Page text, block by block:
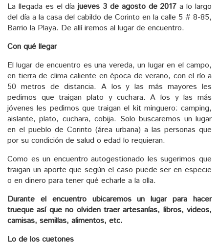
La llegada es el díajueves 3 de agosto de 2017 a lo largo
del día a la casa del cabildo de Corinto en la calle 5 # 8-85,
Barrio la Playa. De allí iremos al lugar de encuentro.
Con qué llegar
El lugar de encuentro es una vereda, un lugar en el campo,
en tierra de clima caliente en época de verano, con el río a
50 metros de distancia. A los y las más mayores les
pedimos que traigan plato y cuchara. A los y las más
jóvenes les pedimos que traigan el kit minguero: camping,
aislante, plato, cuchara, cobija. Solo buscaremos un lugar
en el pueblo de Corinto (área urbana) a las personas que
por su condición de salud o edad lo requieran.
Como es un encuentro autogestionado les sugerimos que
traigan un aporte que según el caso puede ser en especie
o en dinero para tener qué echarle a la olla.
Durante el encuentro ubicaremos un lugar para hacer
trueque así que no olviden traer artesanías, libros, videos,
camisas, semillas, alimentos, etc.
Lo de los cuetones